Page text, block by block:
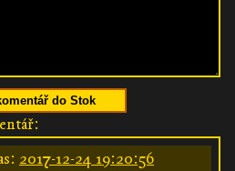
do Stok
2017-12-24 19:20:56